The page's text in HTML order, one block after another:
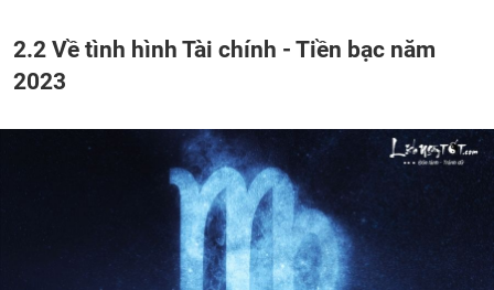
2.2 Về tình hình Tài chính - Tiền bạc năm
2023